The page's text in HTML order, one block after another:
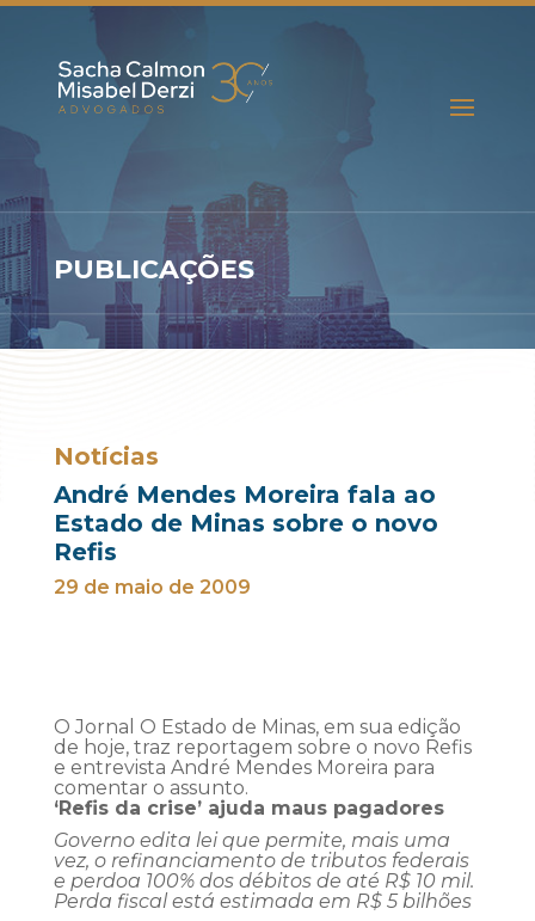
PUBLICAÇÕES
Notícias
André Mendes Moreira fala ao
Estado de Minas sobre o novo
Refis
29 de maio de 2009
O Jornal O Estado de Minas, em sua edição
de hoje, traz reportagem sobre o novo Refis
e entrevista André Mendes Moreira para
comentar o assunto.
‘Refis da crise’ ajuda maus pagadores
Governo edita lei que permite, mais uma
vez, o refinanciamento de tributos federais
e perdoa 100% dos débitos de até R$ 10 mil.
Perda fiscal está estimada em R$ 5 bilhões